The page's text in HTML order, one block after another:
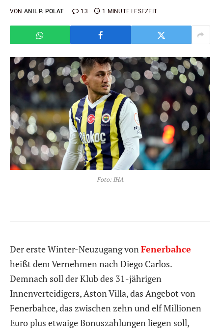
VON ANIL P. POLAT 13 1 MINUTE LESEZEIT
Foto: IHA
Der erste Winter-Neuzugang von Fenerbahce
heißt dem Vernehmen nach Diego Carlos.
Demnach soll der Klub des 31-jährigen
Innenverteidigers, Aston Villa, das Angebot von
Fenerbahce, das zwischen zehn und elf Millionen
Euro plus etwaige Bonuszahlungen liegen soll,